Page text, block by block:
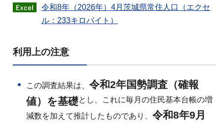
令和8年（2026年）4月茨城県常住人口（エクセ
ル：233キロバイト）
利用上の注意
この調査結果は、 令和2年国勢調査（確報
値）を基礎とし、これに毎月の住民基本台帳の増
減数を加えて推計したものであり、 令和8年9月